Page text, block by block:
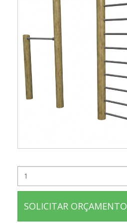
SOLICITAR ORÇAMENTO